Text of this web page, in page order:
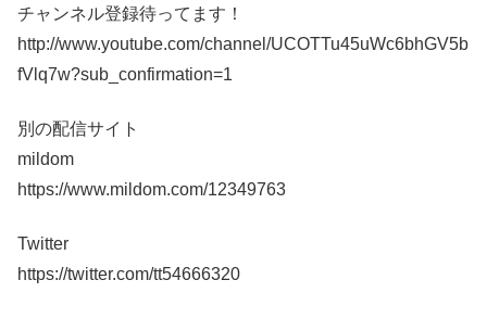
チャンネル登録待ってます！
http://www.youtube.com/channel/UCOTTu45uWc6bhGV5b
fVlq7w?sub_confirmation=1
別の配信サイト
mildom
https://www.mildom.com/12349763
Twitter
https://twitter.com/tt54666320